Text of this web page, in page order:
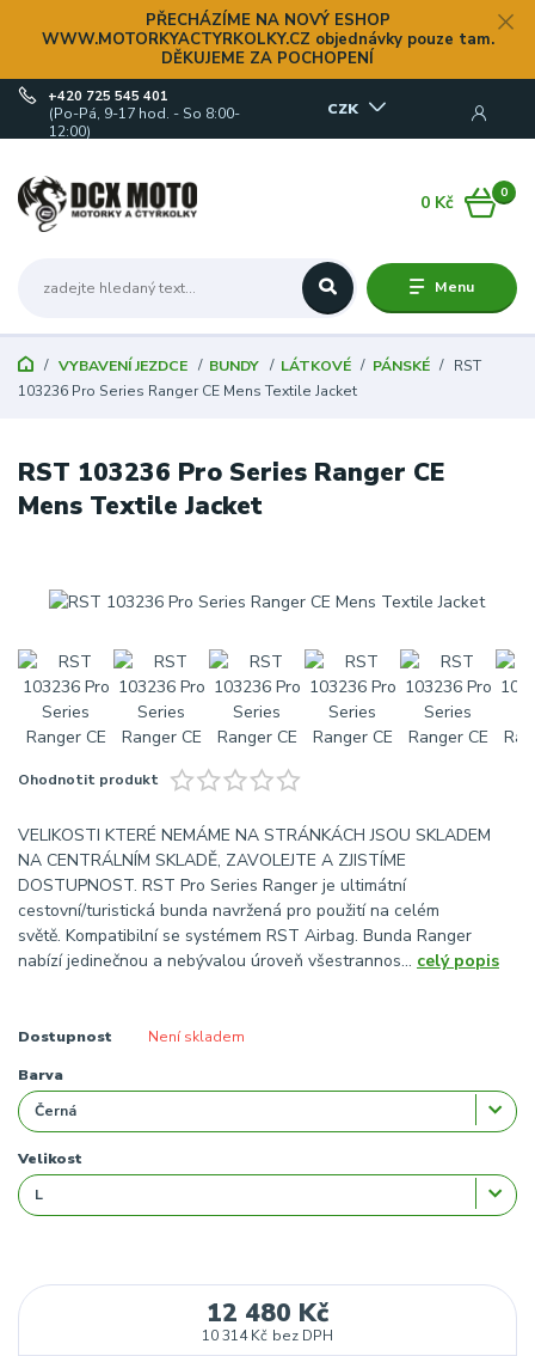
PŘECHÁZÍME NA NOVÝ ESHOP
WWW.MOTORKYACTYRKOLKY.CZ objednávky pouze tam.
DĚKUJEME ZA POCHOPENÍ
Menu
CZK
+420 725 545 401
(Po-Pá, 9-17 hod. - So 8:00-
12:00)
0
0 Kč
VYBAVENÍ JEZDCE BUNDY LÁTKOVÉ PÁNSKÉ
RST
103236 Pro Series Ranger CE Mens Textile Jacket
RST 103236 Pro Series Ranger CE
Mens Textile Jacket
Ohodnotit produkt
VELIKOSTI KTERÉ NEMÁME NA STRÁNKÁCH JSOU SKLADEM
NA CENTRÁLNÍM SKLADĚ, ZAVOLEJTE A ZJISTÍME
DOSTUPNOST. RST Pro Series Ranger je ultimátní
cestovní/turistická bunda navržená pro použití na celém
světě. Kompatibilní se systémem RST Airbag. Bunda Ranger
nabízí jedinečnou a nebývalou úroveň všestrannos... celý popis
Dostupnost Není skladem
Barva
Velikost
12 480 Kč
10 314 Kč bez DPH